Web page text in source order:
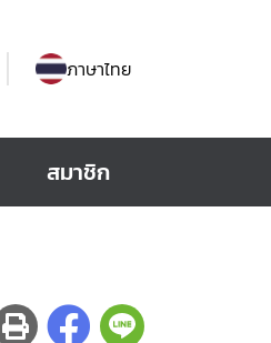
ภาษาไทย
สมาชิก